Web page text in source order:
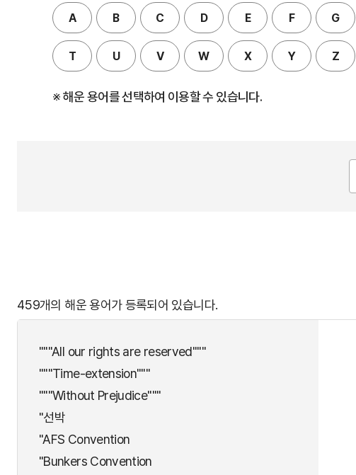
A B C D E F G
T U V W X Y Z
※ 해운 용어를 선택하여 이용할 수 있습니다.
459개의 해운 용어가 등록되어 있습니다.
"""All our rights are reserved"""
"""Time-extension"""
"""Without Prejudice"""
"선박
"AFS Convention
"Bunkers Convention